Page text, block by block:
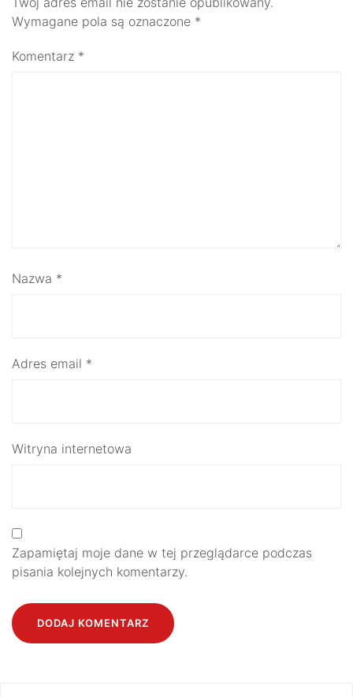
Wymagane pola są oznaczone *
Komentarz *
Nazwa *
Adres email *
Witryna internetowa
Zapamiętaj moje dane w tej przeglądarce podczas
pisania kolejnych komentarzy.